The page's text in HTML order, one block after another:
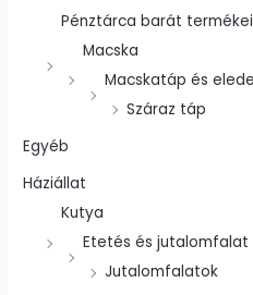
Pénztárca barát
Macska
Macskatáp és
Száraz táp
Egyéb
Háziállat
Kutya
Etetés és jutalomfalat
Jutalomfalatok